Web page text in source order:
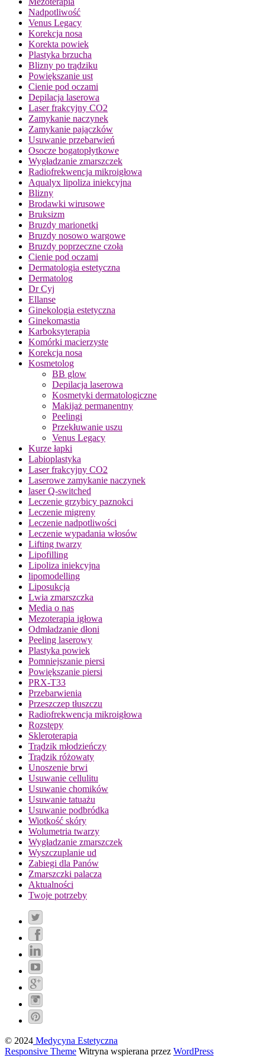
Nadpotliwość
Venus Legacy
Korekcja nosa
Korekta powiek
Plastyka brzucha
Blizny po trądziku
Powiększanie ust
Cienie pod oczami
Depilacja laserowa
Laser frakcyjny CO2
Zamykanie naczynek
Zamykanie pajączków
Usuwanie przebarwień
Osocze bogatopłytkowe
Wygładzanie zmarszczek
Radiofrekwencja mikroigłowa
Aqualyx lipoliza iniekcyjna
Blizny
Brodawki wirusowe
Bruksizm
Bruzdy marionetki
Bruzdy nosowo wargowe
Bruzdy poprzeczne czoła
Cienie pod oczami
Dermatologia estetyczna
Dermatolog
Dr Cyj
Ellanse
Ginekologia estetyczna
Ginekomastia
Karboksyterapia
Komórki macierzyste
Korekcja nosa
Kosmetolog
BB glow
Depilacja laserowa
Kosmetyki dermatologiczne
Makijaż permanentny
Peelingi
Przekłuwanie uszu
Venus Legacy
Kurze łapki
Labioplastyka
Laser frakcyjny CO2
Laserowe zamykanie naczynek
laser Q-switched
Leczenie grzybicy paznokci
Leczenie migreny
Leczenie nadpotliwości
Leczenie wypadania włosów
Lifting twarzy
Lipofilling
Lipoliza iniekcyjna
lipomodelling
Liposukcja
Lwia zmarszczka
Media o nas
Mezoterapia igłowa
Odmładzanie dłoni
Peeling laserowy
Plastyka powiek
Pomniejszanie piersi
Powiększanie piersi
PRX-T33
Przebarwienia
Przeszczep tłuszczu
Radiofrekwencja mikroigłowa
Rozstępy
Skleroterapia
Trądzik młodzieńczy
Trądzik różowaty
Unoszenie brwi
Usuwanie cellulitu
Usuwanie chomików
Usuwanie tatuażu
Usuwanie podbródka
Wiotkość skóry
Wolumetria twarzy
Wygładzanie zmarszczek
Wyszczuplanie ud
Zabiegi dla Panów
Zmarszczki palacza
Aktualności
Twoje potrzeby
© 2024 Medycyna Estetyczna
Responsive Theme Witryna wspierana przez WordPress